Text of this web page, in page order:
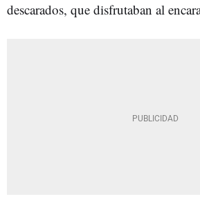
descarados, que disfrutaban al